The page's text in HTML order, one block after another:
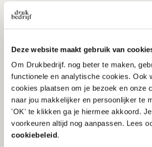
Deze website maakt gebruik van
Om Drukbedrijf. nog beter te maken,
functionele en analytische cookies. Ook
cookies plaatsen om je bezoek en onze
naar jou makkelijker en persoonlijker te
'OK' te klikken ga je hiermee akkoord.
voorkeuren altijd nog aanpassen. Lees
cookiebeleid.
Bij regulier drukwerk wordt er minder
gehouden met duurzaamheid. Er
bossen of er worden druktechnieken
meer belastend zijn voor het milieu.
Kortom, duurzaam drukwerk
wordt
met oog voor mens, milieu en
heeft daardoor een minder
wereld om ons heen dan regulier